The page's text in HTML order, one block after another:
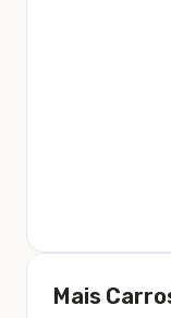
Mais